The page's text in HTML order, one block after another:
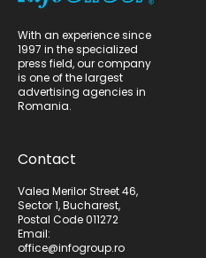
With an experience since
1997 in the specialized
press field, our company
is one of the largest
advertising agencies in
Romania.
Contact
Valea Merilor Street 46,
Sector 1, Bucharest,
Postal Code 011272
Email:
office@infogroup.ro